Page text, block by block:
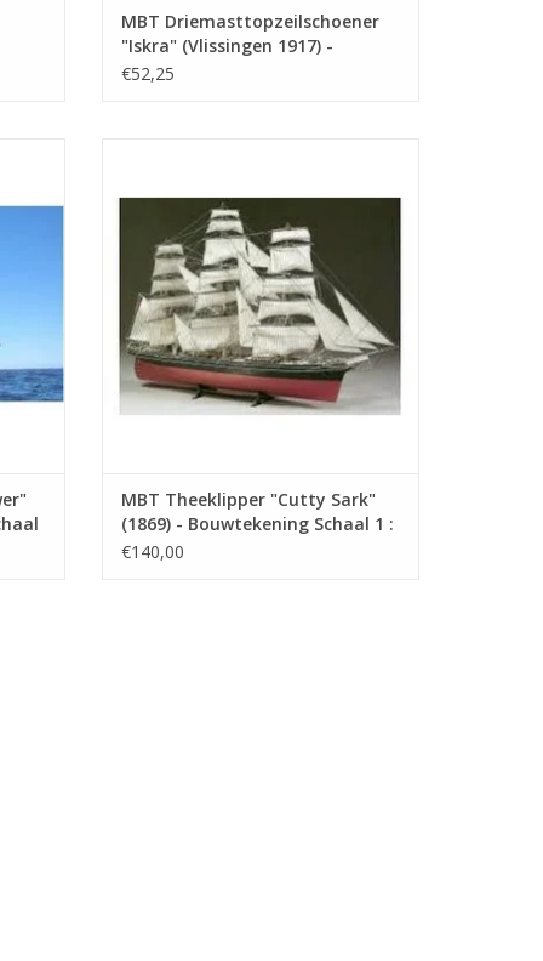
14 (NVM bestelnummer
MBT Driemasttopzeilschoener
"Iskra" (Vlissingen 1917) -
Bouwtekening Schaal 1 : 100
€52,25
TOEVOEGEN AAN WINKELWAGEN
MBT Theeklipper "Cutty Sark"
(1869) - Bouwtekening Schaal 1 :
100 (10.00.007)
€140,00